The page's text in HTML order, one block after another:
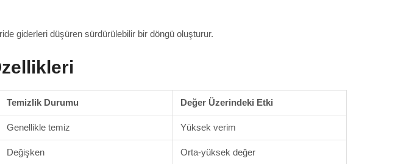
giderleri düşüren sürdürülebilir bir döngü oluşturur.
Temizlik Durumu Değer Üzerindeki Etki
Genellikle temiz Yüksek verim
Değişken Orta-yüksek değer